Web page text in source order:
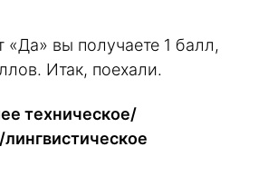
«Да» вы получаете 1 балл,
Итак, поехали.
техническое/